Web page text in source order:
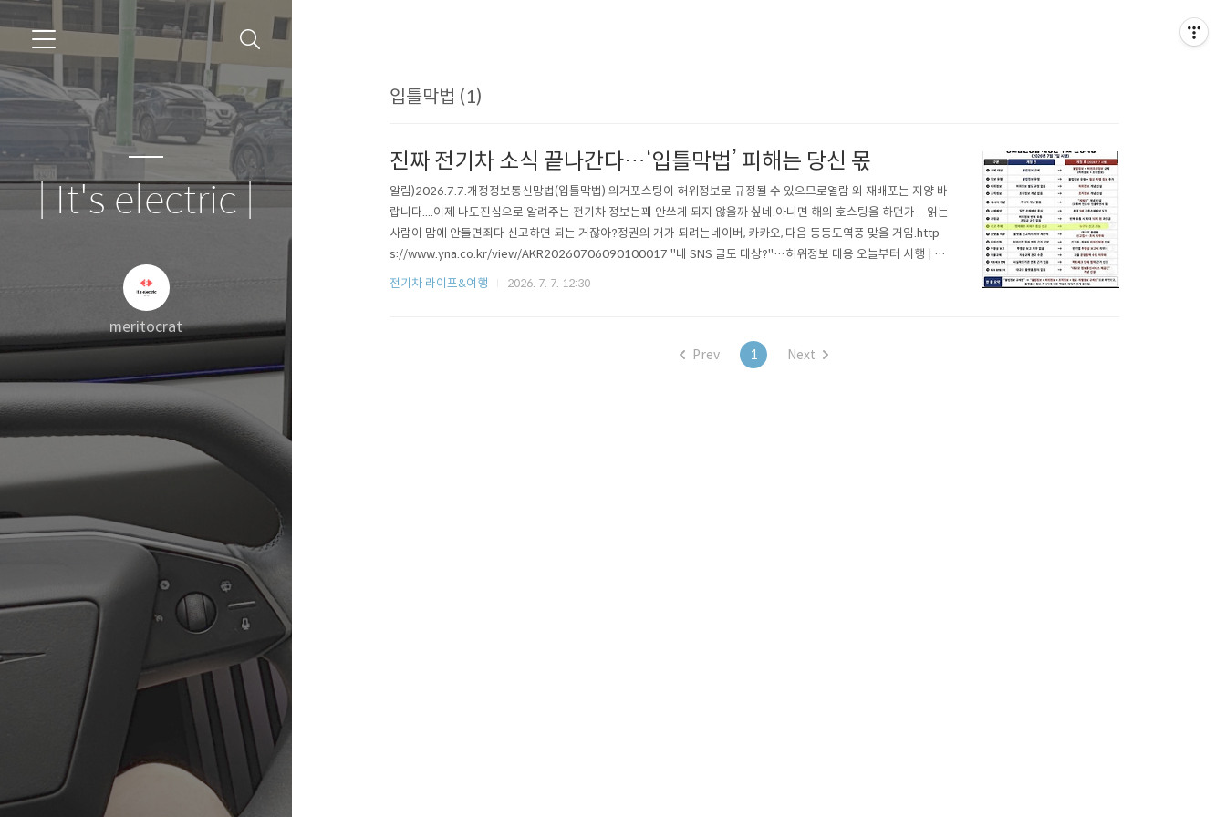
| It's electric |
meritocrat
입틀막법 (1)
진짜 전기차 소식 끝나간다…‘입틀막법’ 피해는 당신 몫
알림)2026.7.7.개정정보통신망법(입틀막법) 의거포스팅이 허위정보로 규정될 수 있으므로열람 외 재배포는 지양 바
랍니다....이제 나도진심으로 알려주는 전기차 정보는꽤 안쓰게 되지 않을까 싶네.아니면 해외 호스팅을 하던가…읽는
사람이 맘에 안들면죄다 신고하면 되는 거잖아?정권의 개가 되려는네이버, 카카오, 다음 등등도역풍 맞을 거임.http
s://www.yna.co.kr/view/AKR20260706090100017 "내 SNS 글도 대상?"…허위정보 대응 오늘부터 시행 | 연
합뉴스(서울=연합뉴스) 유현민 기자 = 온라인 허위조작정보 대응을 위한 개정 정보통신망법이 7일부터 시행에 들어가
전기차 라이프&여행 2026. 7. 7. 12:30
Prev 1 Next